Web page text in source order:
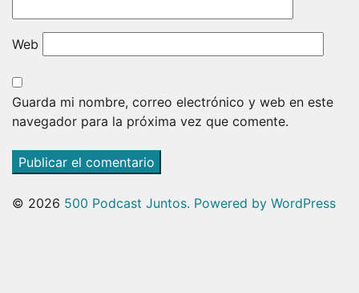
Web
Guarda mi nombre, correo electrónico y web en este
navegador para la próxima vez que comente.
© 2026 500 Podcast Juntos. Powered by WordPress